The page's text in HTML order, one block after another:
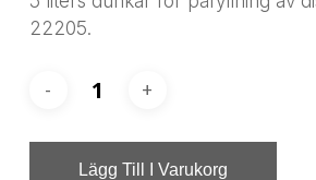
22205.
Lägg Till I Varukorg